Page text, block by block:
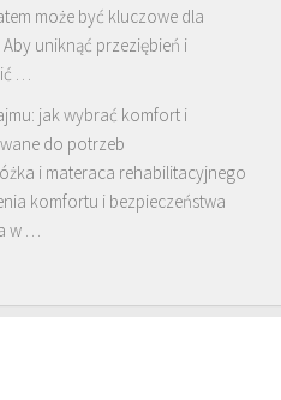
może być kluczowe dla
uniknąć przeziębień i
…
jak wybrać komfort i
do potrzeb
i materaca rehabilitacyjnego
komfortu i bezpieczeństwa
w …